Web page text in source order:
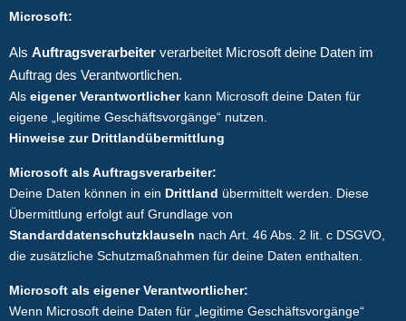
Microsoft:
Als Auftragsverarbeiter verarbeitet Microsoft deine Daten im
Auftrag des Verantwortlichen.
Als eigener Verantwortlicherkann Microsoft deine Daten für
eigene „legitime Geschäftsvorgänge“ nutzen.
Hinweise zur Drittlandübermittlung
Microsoft als Auftragsverarbeiter:
Deine Daten können in ein Drittland übermittelt werden. Diese
Übermittlung erfolgt auf Grundlage von
Standarddatenschutzklauseln nach Art. 46 Abs. 2 lit. c DSGVO,
die zusätzliche Schutzmaßnahmen für deine Daten enthalten.
Microsoft als eigener Verantwortlicher:
Wenn Microsoft deine Daten für „legitime Geschäftsvorgänge“